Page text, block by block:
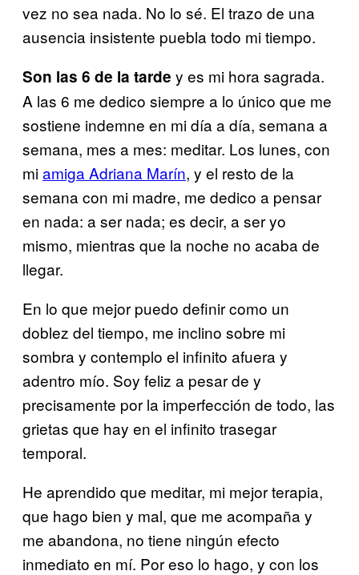
vez no sea nada. No lo sé. El trazo de una
ausencia insistente puebla todo mi tiempo.
Son las 6 de la tarde y es mi hora sagrada.
A las 6 me dedico siempre a lo único que me
sostiene indemne en mi día a día, semana a
semana, mes a mes: meditar. Los lunes, con
miamiga Adriana Marín, y el resto de la
semana con mi madre, me dedico a pensar
en nada: a ser nada; es decir, a ser yo
mismo, mientras que la noche no acaba de
llegar.
En lo que mejor puedo definir como un
doblez del tiempo, me inclino sobre mi
sombra y contemplo el infinito afuera y
adentro mío. Soy feliz a pesar de y
precisamente por la imperfección de todo, las
grietas que hay en el infinito trasegar
temporal.
He aprendido que meditar, mi mejor terapia,
que hago bien y mal, que me acompaña y
me abandona, no tiene ningún efecto
inmediato en mí. Por eso lo hago, y con los